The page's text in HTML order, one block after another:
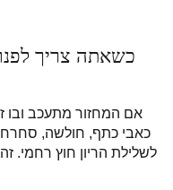
כשאתה צריך
אם המחזור מתעכב ובו
כאבי כתף, חולשה,
לשלילת הריון חוץ רחמי.